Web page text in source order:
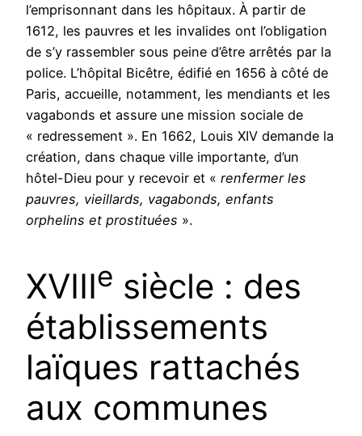
l’emprisonnant dans les hôpitaux. À partir de
1612, les pauvres et les invalides ont l’obligation
de s’y rassembler sous peine d’être arrêtés par la
police. L’hôpital Bicêtre, édifié en 1656 à côté de
Paris, accueille, notamment, les mendiants et les
vagabonds et assure une mission sociale de
« redressement ». En 1662, Louis XIV demande la
création, dans chaque ville importante, d’un
hôtel-Dieu pour y recevoir et « renfermer les
pauvres, vieillards, vagabonds, enfants
orphelins et prostituées ».
XVIIIe siècle : des
établissements
laïques rattachés
aux communes